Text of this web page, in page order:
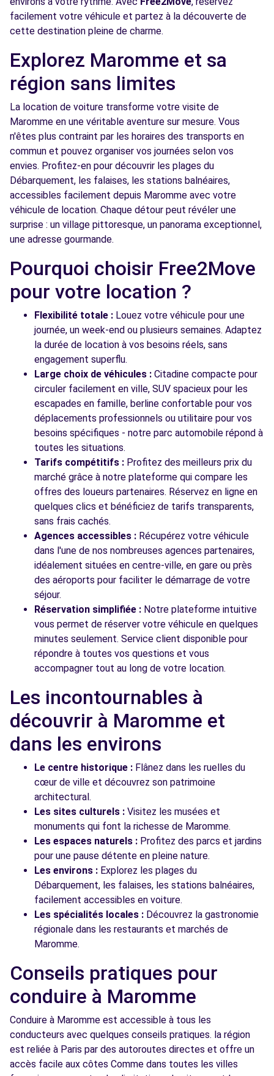
19 BOULEVARD DE VERDUN
ROUEN, 76000
Free2move Rent - S&You - LE GRAND
RUE ANTOINE DE LAVOISIER
LE GRAND QUEVILLY, FR-76, 76120
Voir l'agence
Free2move Rent - S&You - LE GRAND
QUEVILLY (P)
7.2
km
RUE ANTOINE DE LAVOISIER
LE GRAND QUEVILLY, FR-76, 76120
Voir l'agence
Voir toutes les agences
facilement votre véhicule et partez à la découverte de
cette destination pleine de charme.
Explorez Maromme et sa
région sans limites
La location de voiture transforme votre visite de
Maromme en une véritable aventure sur mesure. Vous
n'êtes plus contraint par les horaires des transports en
commun et pouvez organiser vos journées selon vos
envies. Profitez-en pour découvrir les plages du
Débarquement, les falaises, les stations balnéaires,
accessibles facilement depuis Maromme avec votre
véhicule de location. Chaque détour peut révéler une
surprise : un village pittoresque, un panorama exceptionnel,
une adresse gourmande.
Pourquoi choisir Free2Move
pour votre location ?
Flexibilité totale : Louez votre véhicule pour une
journée, un week-end ou plusieurs semaines. Adaptez
la durée de location à vos besoins réels, sans
engagement superflu.
Large choix de véhicules : Citadine compacte pour
circuler facilement en ville, SUV spacieux pour les
escapades en famille, berline confortable pour vos
déplacements professionnels ou utilitaire pour vos
besoins spécifiques - notre parc automobile répond à
toutes les situations.
Tarifs compétitifs : Profitez des meilleurs prix du
marché grâce à notre plateforme qui compare les
offres des loueurs partenaires. Réservez en ligne en
quelques clics et bénéficiez de tarifs transparents,
sans frais cachés.
Agences accessibles : Récupérez votre véhicule
dans l'une de nos nombreuses agences partenaires,
idéalement situées en centre-ville, en gare ou près
des aéroports pour faciliter le démarrage de votre
séjour.
Réservation simplifiée : Notre plateforme intuitive
vous permet de réserver votre véhicule en quelques
minutes seulement. Service client disponible pour
répondre à toutes vos questions et vous
accompagner tout au long de votre location.
Les incontournables à
découvrir à Maromme et
dans les environs
Le centre historique : Flânez dans les ruelles du
cœur de ville et découvrez son patrimoine
architectural.
Les sites culturels : Visitez les musées et
monuments qui font la richesse de Maromme.
Les espaces naturels : Profitez des parcs et jardins
pour une pause détente en pleine nature.
Les environs : Explorez les plages du
Débarquement, les falaises, les stations balnéaires,
facilement accessibles en voiture.
Les spécialités locales : Découvrez la gastronomie
régionale dans les restaurants et marchés de
Maromme.
Conseils pratiques pour
conduire à Maromme
Conduire à Maromme est accessible à tous les
conducteurs avec quelques conseils pratiques. la région
est reliée à Paris par des autoroutes directes et offre un
accès facile aux côtes Comme dans toutes les villes